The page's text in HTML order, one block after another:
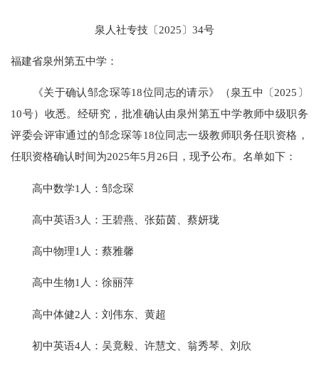
泉人社专技〔2025〕34号
福建省泉州第五中学：
《关于确认邹念琛等18位同志的请示》（泉五中〔2025〕
10号）收悉。经研究，批准确认由泉州第五中学教师中级职务
评委会评审通过的邹念琛等18位同志一级教师职务任职资格，
任职资格确认时间为2025年5月26日，现予公布。名单如下：
高中数学1人：邹念琛
高中英语3人：王碧燕、张茹茵、蔡妍珑
高中物理1人：蔡雅馨
高中生物1人：徐丽萍
高中体健2人：刘伟东、黄超
初中英语4人：吴竟毅、许慧文、翁秀琴、刘欣